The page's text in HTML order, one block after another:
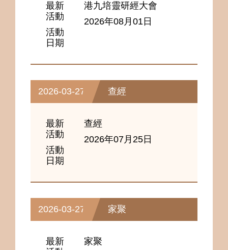
最新
活動
活動
日期
港九培靈研經大會
2026年08月01日
2026-03-27 查經
最新
活動
活動
日期
查經
2026年07月25日
2026-03-27 家聚
最新
家聚